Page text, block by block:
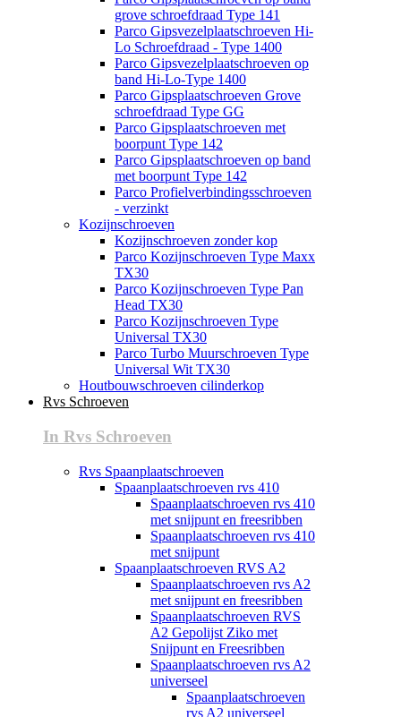
grove schroefdraad Type 141
Parco Gipsvezelplaatschroeven Hi-
Lo Schroefdraad - Type 1400
Parco Gipsvezelplaatschroeven op
band Hi-Lo-Type 1400
Parco Gipsplaatschroeven Grove
schroefdraad Type GG
Parco Gipsplaatschroeven met
boorpunt Type 142
Parco Gipsplaatschroeven op band
met boorpunt Type 142
Parco Profielverbindingsschroeven
- verzinkt
Kozijnschroeven
Kozijnschroeven zonder kop
Parco Kozijnschroeven Type Maxx
TX30
Parco Kozijnschroeven Type Pan
Head TX30
Parco Kozijnschroeven Type
Universal TX30
Parco Turbo Muurschroeven Type
Universal Wit TX30
Houtbouwschroeven cilinderkop
Rvs Schroeven
In Rvs Schroeven
Rvs Spaanplaatschroeven
Spaanplaatschroeven rvs 410
Spaanplaatschroeven rvs 410
met snijpunt en freesribben
Spaanplaatschroeven rvs 410
met snijpunt
Spaanplaatschroeven RVS A2
Spaanplaatschroeven rvs A2
met snijpunt en freesribben
Spaanplaatschroeven RVS
A2 Gepolijst Ziko met
Snijpunt en Freesribben
Spaanplaatschroeven rvs A2
universeel
Spaanplaatschroeven
rvs A2 universeel